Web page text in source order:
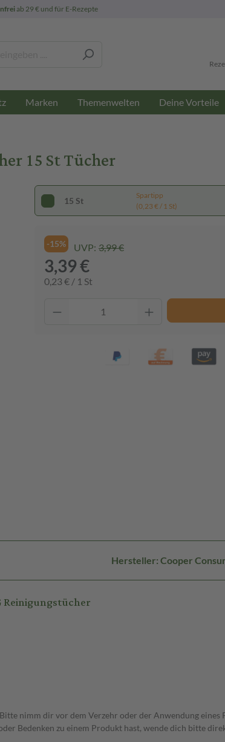
ab 29 € und für E-Rezepte
Marken Themenwelten Deine Vorteile
15 St Tücher
15 St
Spartipp
(0,23 € / 1 St)
-15% UVP: 3,99 €
3,39 €
0,23 € / 1 St
Hersteller: Cooper
nimm dir vor dem Verzehr oder der Anwendung
Bedenken zu einem Produkt hast, wende dich bitte